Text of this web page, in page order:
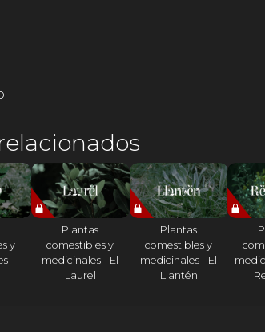
y
-
Plantas
comestibles y
medicinales - El
Laurel
Plantas
comestibles y
medicinales - El
Llantén